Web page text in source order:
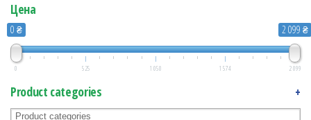
Цена
0 ₴ 2 099 ₴
0 525 1 050 1 574 2 099
Product categories +